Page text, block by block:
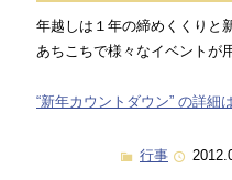
年越しは１年の締めくくりと
あちこちで様々なイベントが
“新年カウントダウン” の詳細
行事